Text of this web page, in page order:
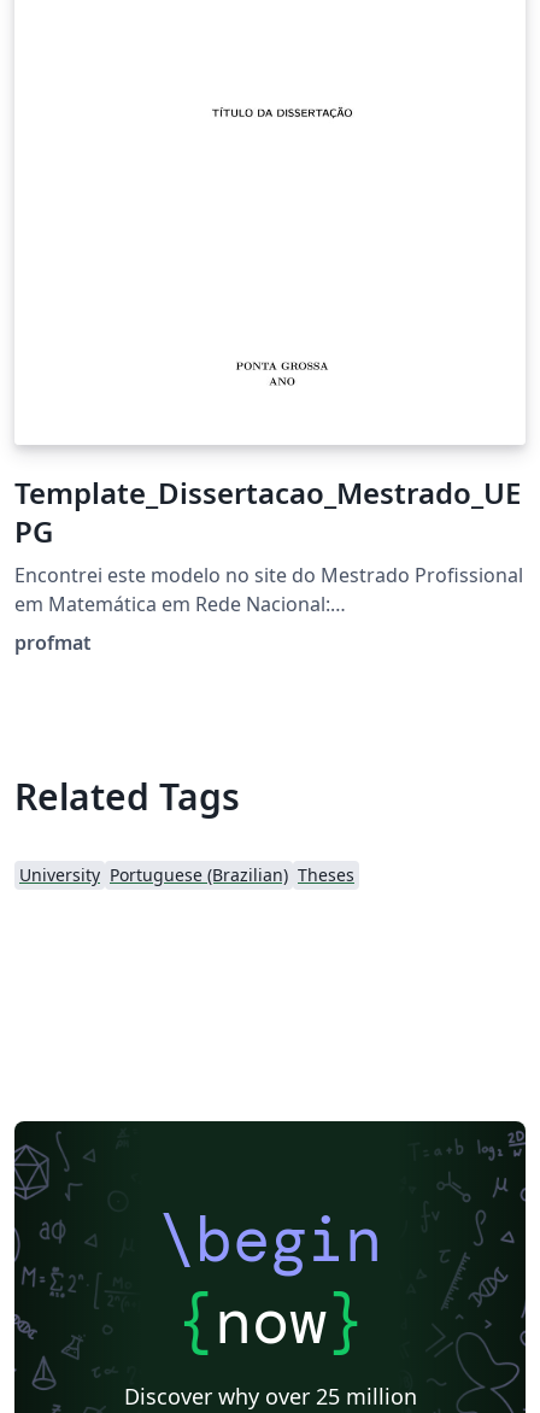
Template_Dissertacao_Mestrado_UE
PG
Encontrei este modelo no site do Mestrado Profissional
em Matemática em Rede Nacional:
https://www2.uepg.br/profmat/documentos/
profmat
Related Tags
University Portuguese (Brazilian) Theses
\begin
{now}
Discover why over 25 million